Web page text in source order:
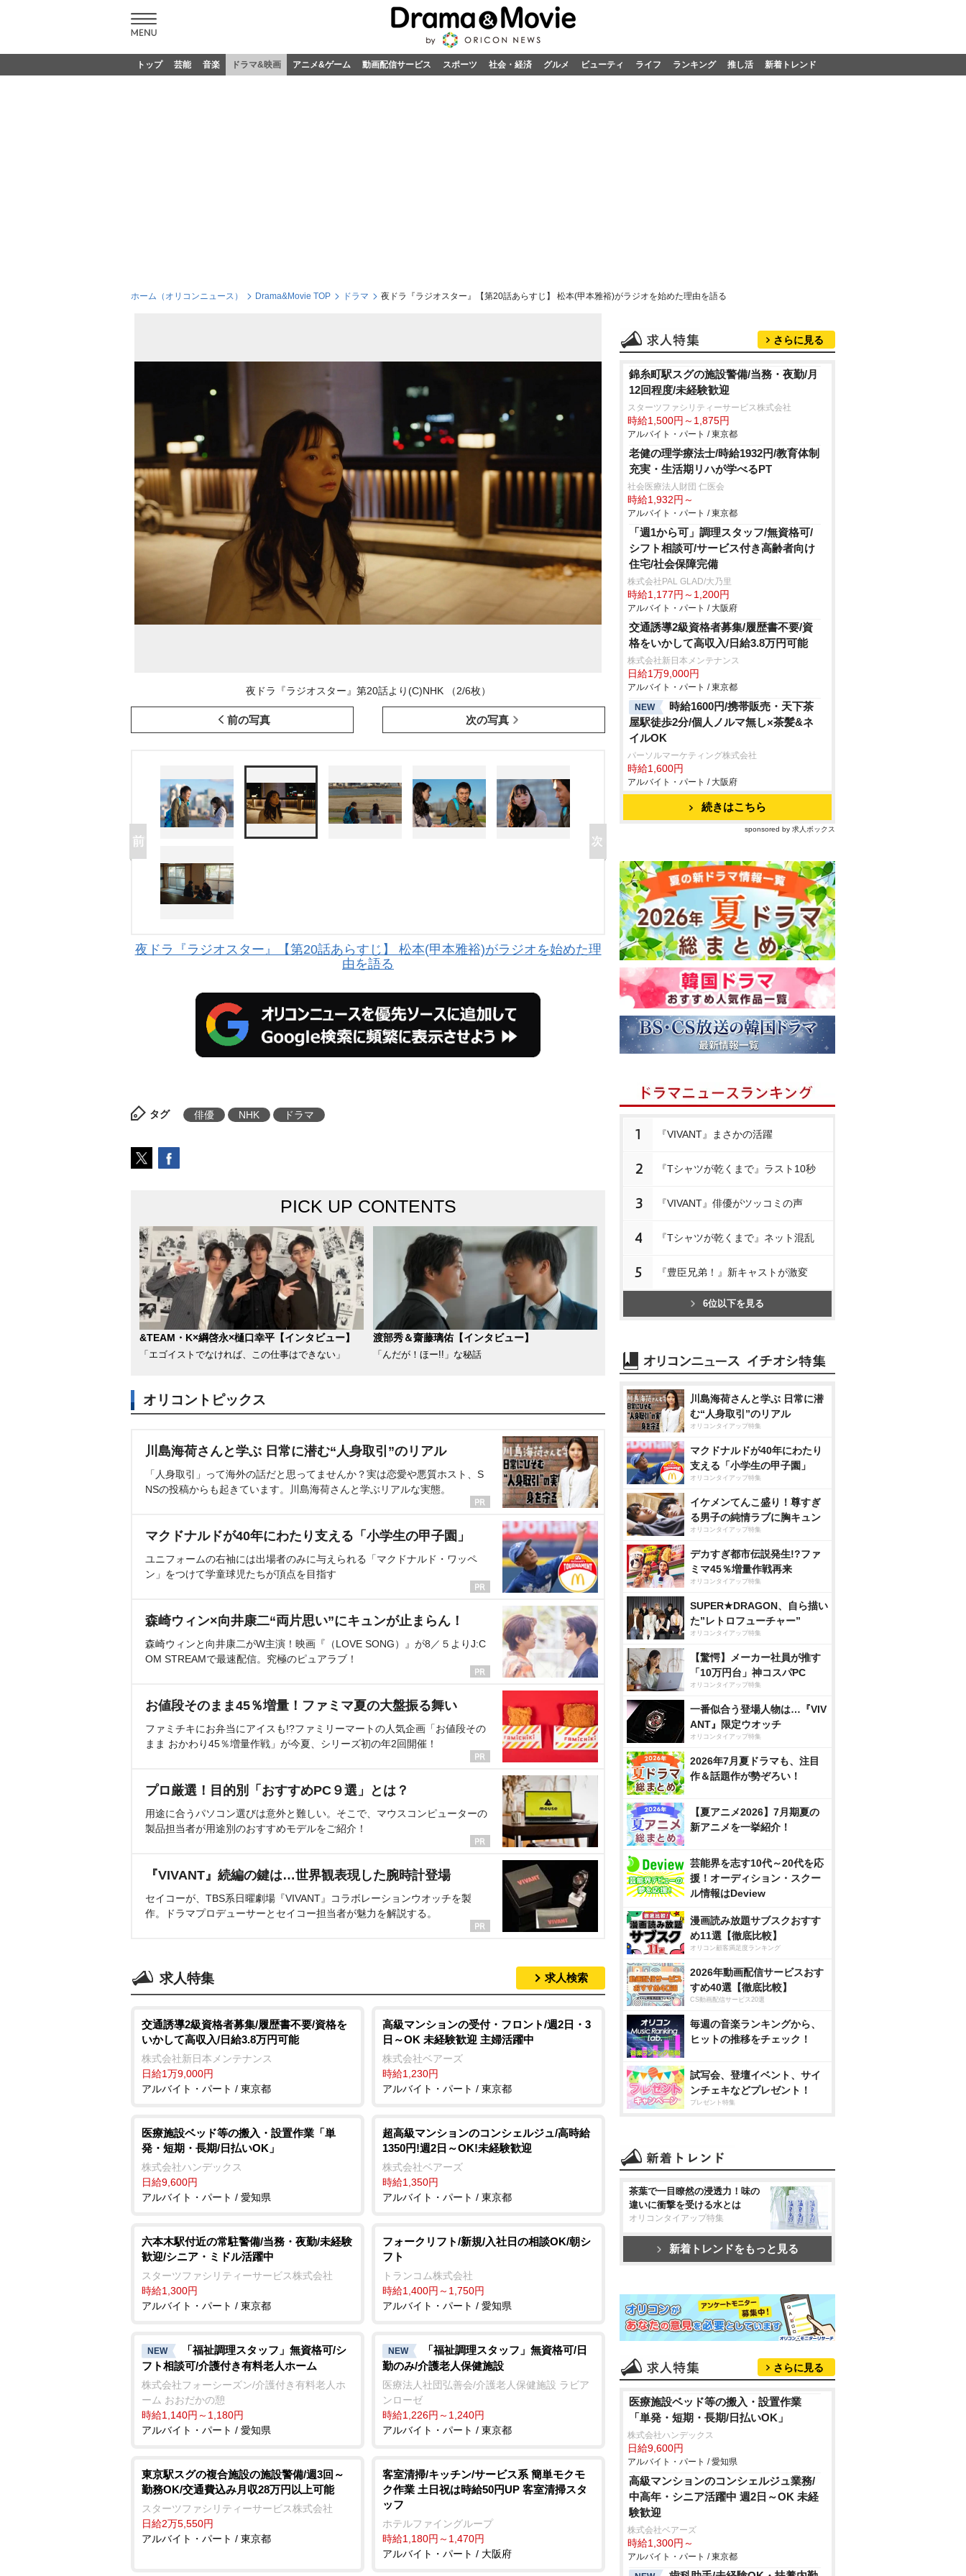
トップ 芸能 音楽 ドラマ&映画 アニメ&ゲーム 動画配信サービス スポーツ 社会・経済 グルメ ビューティ ライフ ランキング 推し活 新着トレンド
ホーム（オリコンニュース） Drama&Movie TOP ドラマ 夜ドラ『ラジオスター』【第20話あらすじ】 松本(甲本雅裕)がラジオを始めた理由を語る
夜ドラ『ラジオスター』第20話より(C)NHK （2/6枚）
前の写真 次の写真
夜ドラ『ラジオスター』【第20話あらすじ】 松本(甲本雅裕)がラジオを始めた理
由を語る
タグ 俳優 NHK ドラマ
PICK UP CONTENTS
&TEAM・K×綱啓永×樋口幸平【インタビュー】
「エゴイストでなければ、この仕事はできない」
渡部秀＆齋藤璃佑【インタビュー】
「んだが！ほー!!」な秘話
オリコントピックス
川島海荷さんと学ぶ 日常に潜む“人身取引”のリアル
「人身取引」って海外の話だと思ってませんか？実は恋愛や悪質ホスト、S
NSの投稿からも起きています。川島海荷さんと学ぶリアルな実態。
マクドナルドが40年にわたり支える「小学生の甲子園」
ユニフォームの右袖には出場者のみに与えられる「マクドナルド・ワッペ
ン」をつけて学童球児たちが頂点を目指す
森崎ウィン×向井康二“両片思い”にキュンが止まらん！
森崎ウィンと向井康二がW主演！映画『（LOVE SONG）』が8／５よりJ:C
OM STREAMで最速配信。究極のピュアラブ！
お値段そのまま45％増量！ファミマ夏の大盤振る舞い
ファミチキにお弁当にアイスも!?ファミリーマートの人気企画「お値段その
まま おかわり45％増量作戦」が今夏、シリーズ初の年2回開催！
プロ厳選！目的別「おすすめPC９選」とは？
用途に合うパソコン選びは意外と難しい。そこで、マウスコンピューターの
製品担当者が用途別のおすすめモデルをご紹介！
『VIVANT』続編の鍵は…世界観表現した腕時計登場
セイコーが、TBS系日曜劇場『VIVANT』コラボレーションウオッチを製
作。ドラマプロデューサーとセイコー担当者が魅力を解説する。
求人特集 求人検索
交通誘導2級資格者募集/履歴書不要/資格を
いかして高収入/日給3.8万円可能
株式会社新日本メンテナンス
日給1万9,000円
アルバイト・パート / 東京都
高級マンションの受付・フロント/週2日・3
日～OK 未経験歓迎 主婦活躍中
株式会社ベアーズ
時給1,230円
アルバイト・パート / 東京都
医療施設ベッド等の搬入・設置作業「単
発・短期・長期/日払いOK」
株式会社ハンデックス
日給9,600円
アルバイト・パート / 愛知県
超高級マンションのコンシェルジュ/高時給
1350円!週2日～OK!未経験歓迎
株式会社ベアーズ
時給1,350円
アルバイト・パート / 東京都
六本木駅付近の常駐警備/当務・夜勤/未経験
歓迎/シニア・ミドル活躍中
スターツファシリティーサービス株式会社
時給1,300円
アルバイト・パート / 東京都
フォークリフト/新規/入社日の相談OK/朝シ
フト
トランコム株式会社
時給1,400円～1,750円
アルバイト・パート / 愛知県
NEW
「福祉調理スタッフ」無資格可/シ
フト相談可/介護付き有料老人ホーム
株式会社フォーシーズン/介護付き有料老人ホ
ーム おおだかの憩
時給1,140円～1,180円
アルバイト・パート / 愛知県
NEW
「福祉調理スタッフ」無資格可/日
勤のみ/介護老人保健施設
医療法人社団弘善会/介護老人保健施設 ラビア
ンローゼ
時給1,226円～1,240円
アルバイト・パート / 東京都
東京駅スグの複合施設の施設警備/週3回～
勤務OK/交通費込み月収28万円以上可能
スターツファシリティーサービス株式会社
日給2万5,550円
アルバイト・パート / 東京都
客室清掃/キッチン/サービス系 簡単モクモ
ク作業 土日祝は時給50円UP 客室清掃スタ
ッフ
ホテルファイングループ
時給1,180円～1,470円
アルバイト・パート / 大阪府
さらに見る
錦糸町駅スグの施設警備/当務・夜勤/月
12回程度/未経験歓迎
スターツファシリティーサービス株式会社
時給1,500円～1,875円
アルバイト・パート / 東京都
老健の理学療法士/時給1932円/教育体制
充実・生活期リハが学べるPT
社会医療法人財団 仁医会
時給1,932円～
アルバイト・パート / 東京都
「週1から可」調理スタッフ/無資格可/
シフト相談可/サービス付き高齢者向け
住宅/社会保障完備
株式会社PAL GLAD/大乃里
時給1,177円～1,200円
アルバイト・パート / 大阪府
交通誘導2級資格者募集/履歴書不要/資
格をいかして高収入/日給3.8万円可能
株式会社新日本メンテナンス
日給1万9,000円
アルバイト・パート / 東京都
NEW
時給1600円/携帯販売・天下茶
屋駅徒歩2分/個人ノルマ無し×茶髪&ネ
イルOK
パーソルマーケティング株式会社
時給1,600円
アルバイト・パート / 大阪府
続きはこちら
sponsored by 求人ボックス
1 『VIVANT』まさかの活躍
2 『Tシャツが乾くまで』ラスト10秒
3 『VIVANT』俳優がツッコミの声
4 『Tシャツが乾くまで』ネット混乱
5 『豊臣兄弟！』新キャストが激変
6位以下を見る
川島海荷さんと学ぶ 日常に潜
む“人身取引”のリアル
オリコンタイアップ特集
マクドナルドが40年にわたり
支える「小学生の甲子園」
オリコンタイアップ特集
イケメンてんこ盛り！尊すぎ
る男子の純情ラブに胸キュン
オリコンタイアップ特集
デカすぎ都市伝説発生!?ファ
ミマ45％増量作戦再来
オリコンタイアップ特集
SUPER★DRAGON、自ら描い
た”レトロフューチャー”
オリコンタイアップ特集
【驚愕】メーカー社員が推す
「10万円台」神コスパPC
オリコンタイアップ特集
一番似合う登場人物は…『VIV
ANT』限定ウオッチ
オリコンタイアップ特集
2026年7月夏ドラマも、注目
作＆話題作が勢ぞろい！
【夏アニメ2026】7月期夏の
新アニメを一挙紹介！
芸能界を志す10代～20代を応
援！オーディション・スクー
ル情報はDeview
漫画読み放題サブスクおすす
め11選【徹底比較】
オリコン顧客満足度ランキング
2026年動画配信サービスおす
すめ40選【徹底比較】
CS動画配信サービス20選
毎週の音楽ランキングから、
ヒットの推移をチェック！
試写会、登壇イベント、サイ
ンチェキなどプレゼント！
プレゼント特集
茶葉で一目瞭然の浸透力！味の
違いに衝撃を受ける水とは
オリコンタイアップ特集
新着トレンドをもっと見る
さらに見る
医療施設ベッド等の搬入・設置作業
「単発・短期・長期/日払いOK」
株式会社ハンデックス
日給9,600円
アルバイト・パート / 愛知県
高級マンションのコンシェルジュ業務/
中高年・シニア活躍中 週2日～OK 未経
験歓迎
株式会社ベアーズ
時給1,300円～
アルバイト・パート / 東京都